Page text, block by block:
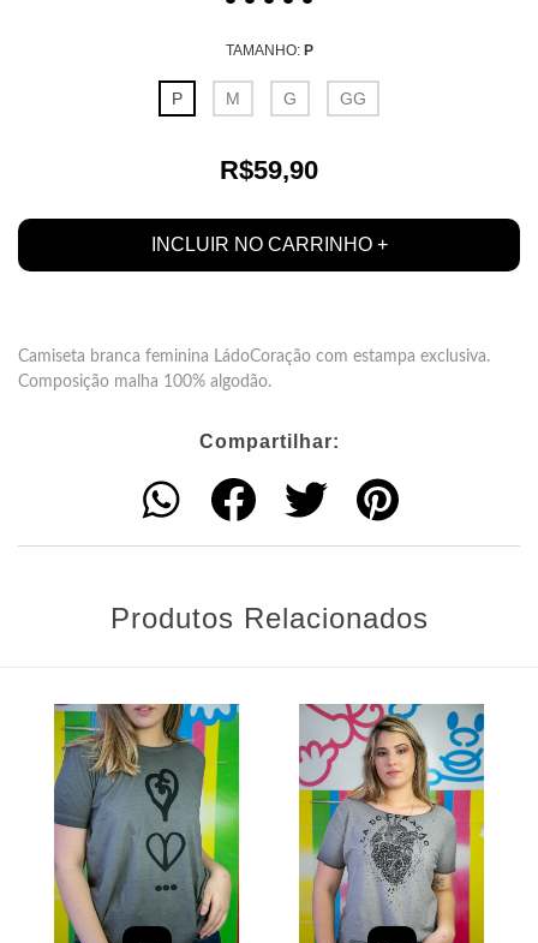
TAMANHO: P
P M G GG
R$59,90
Camiseta branca feminina LádoCoração com estampa exclusiva.
Composição malha 100% algodão.
Compartilhar:
Produtos Relacionados